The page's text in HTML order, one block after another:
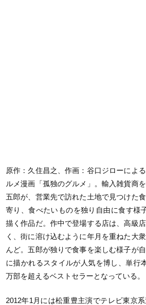
原作：久住昌之、作画：谷口ジローによ
ルメ漫画「孤独のグルメ」。輸入雑貨商
五郎が、営業先で訪れた土地で見つけた
寄り、食べたいものを独り自由に食す様
描く作品だ。作中で登場する店は、高級
く、街に溶け込むように年月を重ねた大
んど。五郎が独りで食事を楽しむ様子が
に描かれるスタイルが人気を博し、単行
万部を超えるベストセラーとなっている。
2012年1月には松重豊主演でテレビ東京